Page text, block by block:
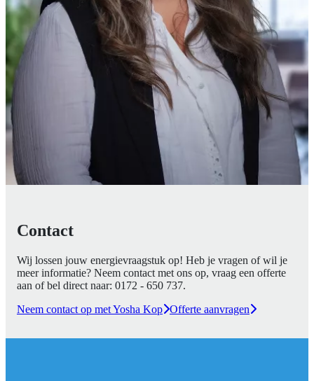
Contact
Wij lossen jouw energievraagstuk op! Heb je vragen of wil je
meer informatie? Neem contact met ons op, vraag een offerte
aan of bel direct naar: 0172 - 650 737.
Neem contact op met Yosha Kop Offerte aanvragen